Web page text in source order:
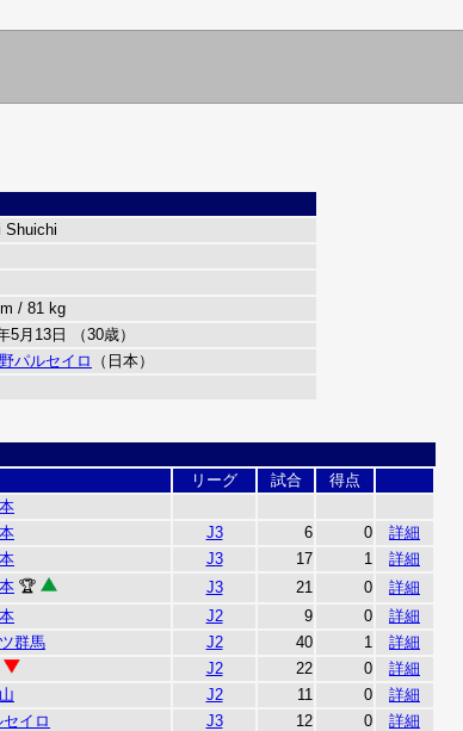
Shuichi
/ 81 kg
5月13日 （30歳）
パルセイロ
（日本）
リーグ 試合
得点
J3 6 0
詳細
J3 17 1
詳細
🏆 J3 21 0
詳細
J2 9 0
詳細
群馬 J2 40 1
詳細
J2 22 0
詳細
J2 11 0
詳細
イロ
J3 12 0
詳細